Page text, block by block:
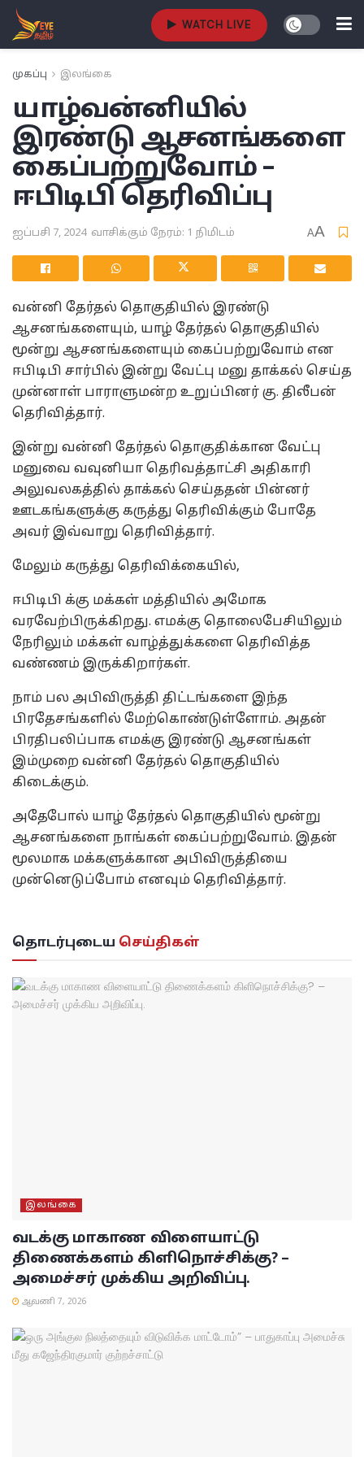
WATCH LIVE
முகப்பு இலங்கை
யாழ்வன்னியில்
இரண்டு ஆசனங்களை
கைப்பற்றுவோம் –
ஈபிடிபி தெரிவிப்பு
ஐப்பசி 7, 2024 வாசிக்கும் நேரம்: 1 நிமிடம் AA
வன்னி தேர்தல் தொகுதியில் இரண்டு
ஆசனங்களையும், யாழ் தேர்தல் தொகுதியில்
மூன்று ஆசனங்களையும் கைப்பற்றுவோம் என
ஈபிடிபி சார்பில் இன்று வேட்பு மனு தாக்கல் செய்த
முன்னாள் பாராளுமன்ற உறுப்பினர் கு. திலீபன்
தெரிவித்தார்.
இன்று வன்னி தேர்தல் தொகுதிக்கான வேட்பு
மனுவை வவுனியா தெரிவத்தாட்சி அதிகாரி
அலுவலகத்தில் தாக்கல் செய்ததன் பின்னர்
ஊடகங்களுக்கு கருத்து தெரிவிக்கும் போதே
அவர் இவ்வாறு தெரிவித்தார்.
மேலும் கருத்து தெரிவிக்கையில்,
ஈபிடிபி க்கு மக்கள் மத்தியில் அமோக
வரவேற்பிருக்கிறது. எமக்கு தொலைபேசியிலும்
நேரிலும் மக்கள் வாழ்த்துக்களை தெரிவித்த
வண்ணம் இருக்கிறார்கள்.
நாம் பல அபிவிருத்தி திட்டங்களை இந்த
பிரதேசங்களில் மேற்கொண்டுள்ளோம். அதன்
பிரதிபலிப்பாக எமக்கு இரண்டு ஆசனங்கள்
இம்முறை வன்னி தேர்தல் தொகுதியில்
கிடைக்கும்.
அதேபோல் யாழ் தேர்தல் தொகுதியில் மூன்று
ஆசனங்களை நாங்கள் கைப்பற்றுவோம். இதன்
மூலமாக மக்களுக்கான அபிவிருத்தியை
முன்னெடுப்போம் எனவும் தெரிவித்தார்.
தொடர்புடைய செய்திகள்
இலங்கை
வடக்கு மாகாண விளையாட்டு
திணைக்களம் கிளிநொச்சிக்கு? –
அமைச்சர் முக்கிய அறிவிப்பு.
ஆவணி 7, 2026